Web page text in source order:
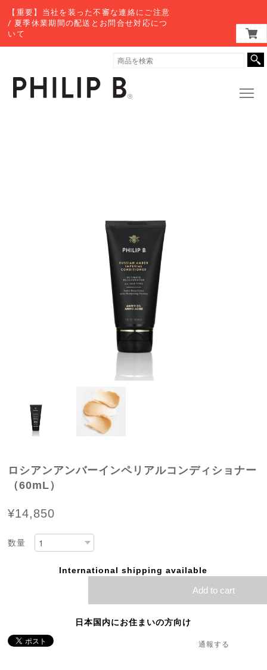
【重要】当社を装った不審な連絡にご注意
/ 夏季休業期間の配送とお問合せ対応につ
いて
ロシアンアンバーインペリアルコンディショナー
（60mL）
¥14,850
数量
International shipping available
Add to cart
日本国内にお住まいの方向け
通報する